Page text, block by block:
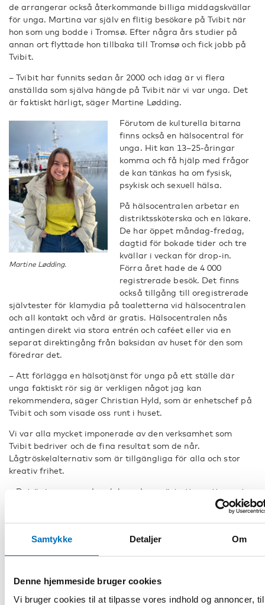
Samtykke Detaljer Om
Denne hjemmeside bruger cookies
Vi bruger cookies til at tilpasse vores indhold og annoncer,
de arrangerar också återkommande billiga middagskvällar
för unga. Martina var själv en flitig besökare på Tvibit när
hon som ung bodde i Tromsø. Efter några års studier på
annan ort flyttade hon tillbaka till Tromsø och fick jobb på
Tvibit.
– Tvibit har funnits sedan år 2000 och idag är vi flera
anställda som själva hängde på Tvibit när vi var unga. Det
är faktiskt härligt, säger Martine Lødding.
Martine Lødding.
Förutom de kulturella bitarna
finns också en hälsocentral för
unga. Hit kan 13–25-åringar
komma och få hjälp med frågor
de kan tänkas ha om fysisk,
psykisk och sexuell hälsa.
På hälsocentralen arbetar en
distriktssköterska och en läkare.
De har öppet måndag-fredag,
dagtid för bokade tider och tre
kvällar i veckan för drop-in.
Förra året hade de 4 000
registrerade besök. Det finns
också tillgång till oregistrerade
självtester för klamydia på toaletterna vid hälsocentralen
och all kontakt och vård är gratis. Hälsocentralen nås
antingen direkt via stora entrén och caféet eller via en
separat direktingång från baksidan av huset för den som
föredrar det.
– Att förlägga en hälsotjänst för unga på ett ställe där
unga faktiskt rör sig är verkligen något jag kan
rekommendera, säger Christian Hyld, som är enhetschef på
Tvibit och som visade oss runt i huset.
Vi var alla mycket imponerade av den verksamhet som
Tvibit bedriver och de fina resultat som de når.
Lågtröskelalternativ som är tillgängliga för alla och stor
kreativ frihet.
– Det är imponerande och beundransvärt att se att man tar
ett holistiskt perspektiv som omfattar både kultur och
hälsa, säger Kai Koivumäki, verksamhetsledare vid Nordens
unga